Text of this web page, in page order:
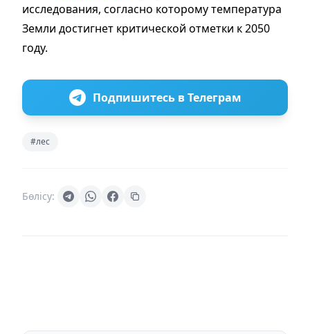
исследования, согласно которому температура
Земли достигнет критической отметки к 2050
году.
Подпишитесь в Телеграм
#лес
Бөлісу: